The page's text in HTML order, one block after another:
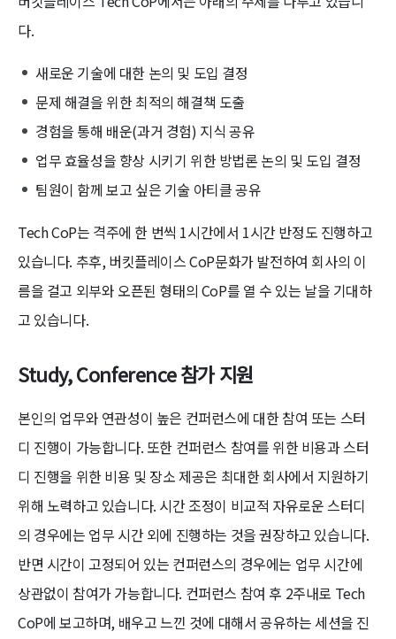
다.
새로운 기술에 대한 논의 및 도입 결정
문제 해결을 위한 최적의 해결책 도출
경험을 통해 배운(과거 경험) 지식 공유
업무 효율성을 향상 시키기 위한 방법론 논의 및 도입 결정
팀원이 함께 보고 싶은 기술 아티클 공유
Tech CoP는 격주에 한 번씩 1시간에서 1시간 반정도 진행하고
있습니다. 추후, 버킷플레이스 CoP문화가 발전하여 회사의 이
름을 걸고 외부와 오픈된 형태의 CoP를 열 수 있는 날을 기대하
고 있습니다.
Study, Conference 참가 지원
본인의 업무와 연관성이 높은 컨퍼런스에 대한 참여 또는 스터
디 진행이 가능합니다. 또한 컨퍼런스 참여를 위한 비용과 스터
디 진행을 위한 비용 및 장소 제공은 최대한 회사에서 지원하기
위해 노력하고 있습니다. 시간 조정이 비교적 자유로운 스터디
의 경우에는 업무 시간 외에 진행하는 것을 권장하고 있습니다.
반면 시간이 고정되어 있는 컨퍼런스의 경우에는 업무 시간에
상관없이 참여가 가능합니다. 컨퍼런스 참여 후 2주내로 Tech
CoP에 보고하며, 배우고 느낀 것에 대해서 공유하는 세션을 진